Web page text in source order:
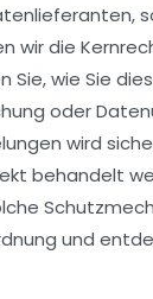
wir die
wie Sie
oder
wird
behandelt
und